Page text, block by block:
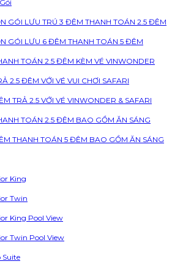
GÓI LƯU TRÚ 3 ĐÊM THANH TOÁN 2.5 ĐÊM
GÓI LƯU 6 ĐÊM THANH TOÁN 5 ĐÊM
TOÁN 2.5 ĐÊM KÈM VÉ VINWONDER
2.5 ĐÊM VỚI VÉ VUI CHƠI SAFARI
TRẢ 2.5 VỚI VÉ VINWONDER & SAFARI
TOÁN 2.5 ĐÊM BAO GỒM ĂN SÁNG
THANH TOÁN 5 ĐÊM BAO GỒM ĂN SÁNG
King
Twin
King Pool View
Twin Pool View
Suite